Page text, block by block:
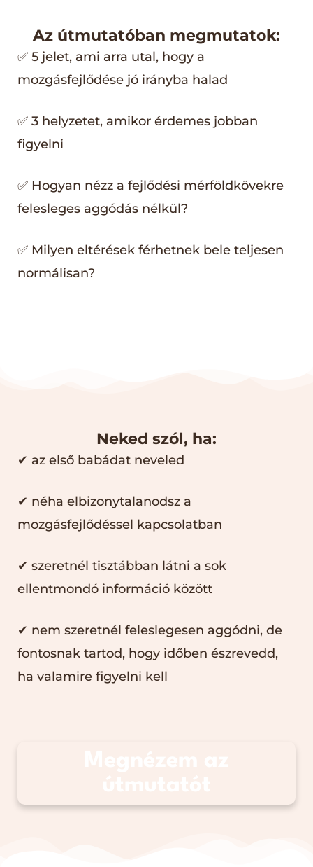
Az útmutatóban megmutatok:
✅ 5 jelet, ami arra utal, hogy a
mozgásfejlődése jó irányba halad
✅ 3 helyzetet, amikor érdemes jobban
figyelni
✅ Hogyan nézz a fejlődési mérföldkövekre
felesleges aggódás nélkül?
✅ Milyen eltérések férhetnek bele teljesen
normálisan?
Neked szól, ha:
✔ az első babádat neveled
✔ néha elbizonytalanodsz a
mozgásfejlődéssel kapcsolatban
✔ szeretnél tisztábban látni a sok
ellentmondó információ között
✔ nem szeretnél feleslegesen aggódni, de
fontosnak tartod, hogy időben észrevedd,
ha valamire figyelni kell